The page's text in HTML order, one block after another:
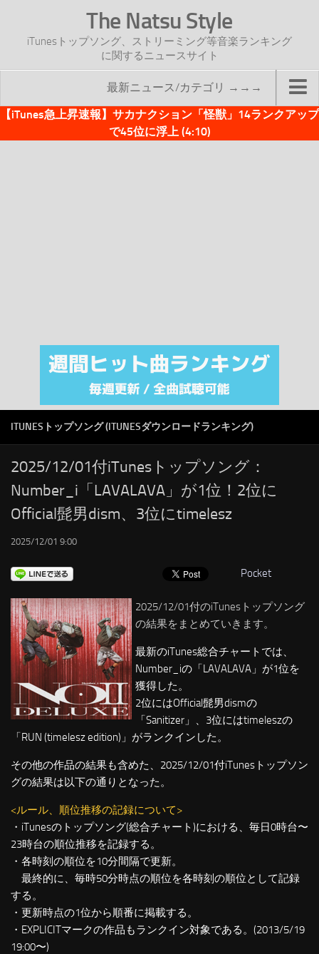
The Natsu Style
iTunesトップソング、ストリーミング等音楽ランキング
に関するニュースサイト
最新ニュース/カテゴリ →→→
TOP
注目カテゴリ
オリジナルiTunes週間トップソング
RSS
LINKS
【iTunes急上昇速報】サカナクション「怪獣」14ランクアップ
で45位に浮上 (4:10)
ITUNESトップソング (ITUNESダウンロードランキング)
2025/12/01付iTunesトップソング：
Number_i「LAVALAVA」が1位！2位に
Official髭男dism、3位にtimelesz
2025/12/01 9:00
Pocket
2025/12/01付のiTunesトップソング
の結果をまとめていきます。
最新のiTunes総合チャートでは、
Number_iの「LAVALAVA」が1位を
獲得した。
2位にはOfficial髭男dismの
「Sanitizer」、3位にはtimeleszの
「RUN (timelesz edition)」がランクインした。
その他の作品の結果も含めた、2025/12/01付iTunesトップソン
グの結果は以下の通りとなった。
<ルール、順位推移の記録について>
・iTunesのトップソング(総合チャート)における、毎日0時台〜
23時台の順位推移を記録する。
・各時刻の順位を10分間隔で更新。
最終的に、毎時50分時点の順位を各時刻の順位として記録
する。
・更新時点の1位から順番に掲載する。
・EXPLICITマークの作品もランクイン対象である。(2013/5/19
19:00〜)